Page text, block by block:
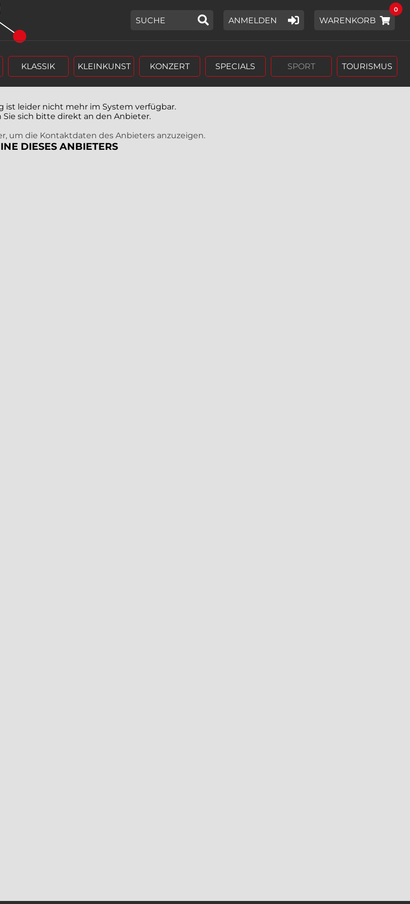
GEBEN SIE HIER EIN SUCHWORT EIN,
ANMELDEN WARENKORB
0
KLASSIK KLEINKUNST KONZERT SPECIALS SPORT TOURISMUS
Jahr (4 stellig),
ist leider nicht mehr im System verfügbar.
Sie sich bitte direkt an den Anbieter.
um die Kontaktdaten des Anbieters anzuzeigen.
DIESES ANBIETERS